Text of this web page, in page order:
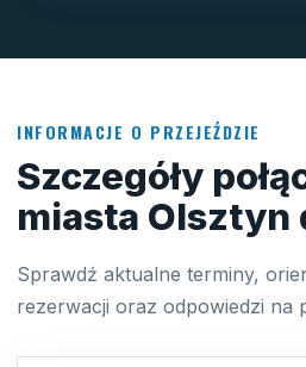
INFORMACJE O PRZEJEŹDZIE
Szczegóły
miasta Olsztyn
Sprawdź aktualne terminy,
rezerwacji oraz odpowiedzi na